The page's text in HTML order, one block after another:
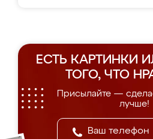
ЕСТЬ КАРТИНКИ
ТОГО, ЧТО
Присылайте —
лучше!